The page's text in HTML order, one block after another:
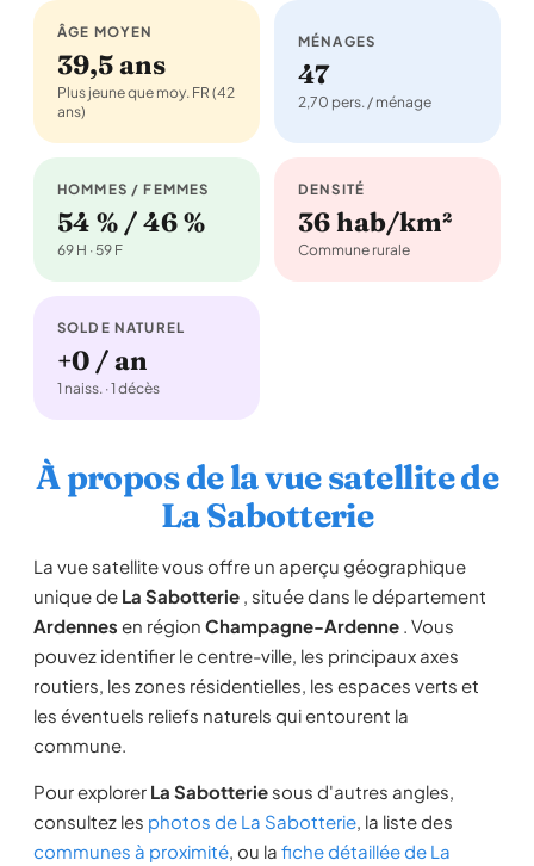
ÂGE MOYEN
39,5 ans
Plus jeune que moy. FR (42
ans)
MÉNAGES
47
2,70 pers. / ménage
HOMMES / FEMMES
54 % / 46 %
69 H · 59 F
DENSITÉ
36 hab/km²
Commune rurale
SOLDE NATUREL
+0 / an
1 naiss. · 1 décès
À propos de la vue satellite de
La Sabotterie
La vue satellite vous offre un aperçu géographique
unique de La Sabotterie , située dans le département
Ardennes en région Champagne-Ardenne . Vous
pouvez identifier le centre-ville, les principaux axes
routiers, les zones résidentielles, les espaces verts et
les éventuels reliefs naturels qui entourent la
commune.
Pour explorer La Sabotterie sous d'autres angles,
consultez les photos de La Sabotterie, la liste des
communes à proximité, ou la fiche détaillée de La